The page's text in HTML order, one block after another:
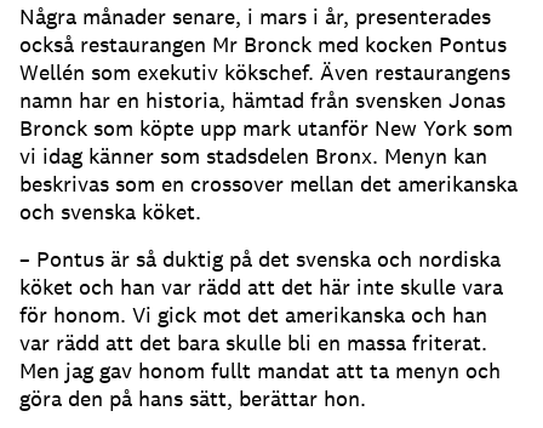
Några månader senare, i mars i år, presenterades
också restaurangen Mr Bronck med kocken Pontus
Wellén som exekutiv kökschef. Även restaurangens
namn har en historia, hämtad från svensken Jonas
Bronck som köpte upp mark utanför New York som
vi idag känner som stadsdelen Bronx. Menyn kan
beskrivas som en crossover mellan det amerikanska
och svenska köket.
– Pontus är så duktig på det svenska och nordiska
köket och han var rädd att det här inte skulle vara
för honom. Vi gick mot det amerikanska och han
var rädd att det bara skulle bli en massa friterat.
Men jag gav honom fullt mandat att ta menyn och
göra den på hans sätt, berättar hon.